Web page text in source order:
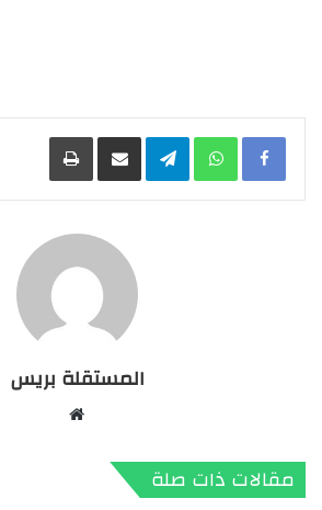
Facebook
WhatsApp
Telegramمشاركة عبر البريد طباعة
المستقلة بريس
مقالات ذات صلة